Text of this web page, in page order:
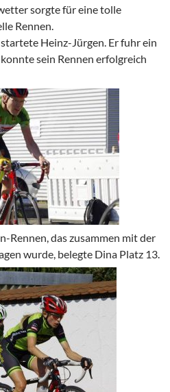
sorgte für eine tolle
Rennen.
Heinz-Jürgen. Er fuhr ein
sein Rennen erfolgreich
Rennen, das zusammen mit der
wurde, belegte Dina Platz 13.